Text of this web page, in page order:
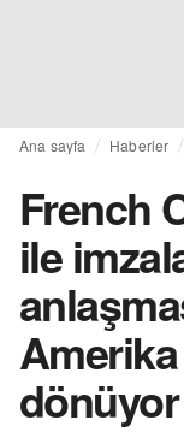
Ana sayfa Haberler
French
ile
dönüyor